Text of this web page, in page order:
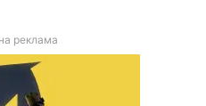
реклама